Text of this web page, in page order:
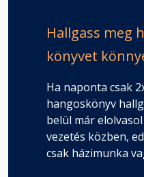
Hallgass meg
könyvet
Ha naponta csak
hangoskönyv
belül már
vezetés közben,
csak házimunka